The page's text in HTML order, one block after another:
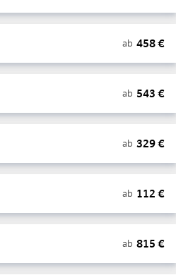
ab 458€
ab 543 €
ab 329€
ab 112 €
ab 815 €